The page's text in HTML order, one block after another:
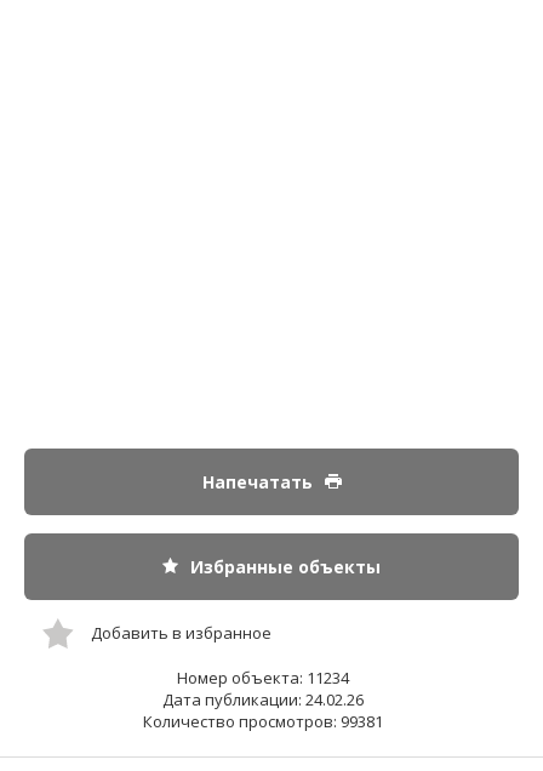
Напечатать
Избранные объекты
Добавить в избранное
Номер объекта: 11234
Дата публикации: 24.02.26
Количество просмотров: 99381